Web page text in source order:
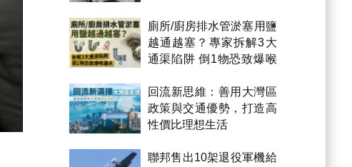
廁所/廚房排水管淤塞用鹽
越通越塞？專家拆解3大
通渠陷阱 倒1物恐致爆喉
回流新思維：善用大灣區
政策與交通優勢，打造高
性價比理想生活
聯邦售出10架退役軍機給